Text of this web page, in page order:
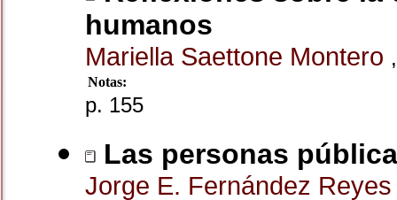
humanos
Mariella Saettone Montero ,
Notas:
p. 155
Las personas
Jorge E. Fernández